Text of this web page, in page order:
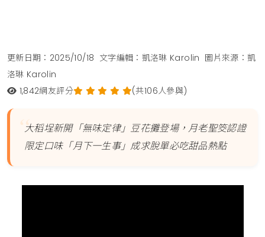
更新日期：2025/10/18 文字編輯：凱洛琳 Karolin 圖片來源：凱
洛琳 Karolin
1,842網友評分 (共106人參與)
大稻埕新開「無味定律」豆花攤登場，月老聖筊認證
限定口味「月下一生事」成求脫單必吃甜品熱點